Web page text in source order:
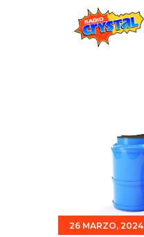
Promociones
Contacto
26 MARZO, 2024